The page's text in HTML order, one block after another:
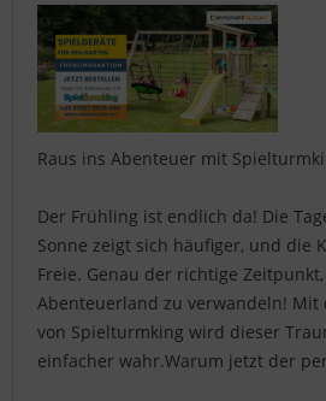
Raus ins Abenteuer mit
Der Frühling ist endlich da! Die
Sonne zeigt sich häufiger, und die
Freie. Genau der richtige
Abenteuerland zu verwandeln! Mit
von Spielturmking wird dieser
einfacher wahr.Warum jetzt der